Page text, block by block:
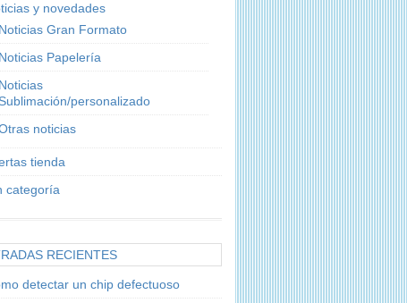
y novedades
Noticias Gran Formato
Noticias Papelería
Noticias
Sublimación/personalizado
noticias
tienda
categoría
RECIENTES
detectar un chip defectuoso